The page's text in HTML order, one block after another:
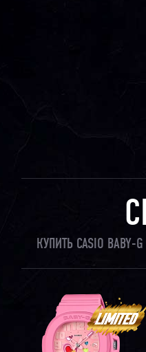
КУПИТЬ CASIO